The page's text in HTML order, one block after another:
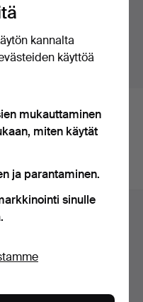
pieces from the
sanojen osilla. Jos
ranne korukellon
olevat
hakuasi
kannalta
käyttöä
mukauttaminen
miten käytät
ja parantaminen.
sinulle